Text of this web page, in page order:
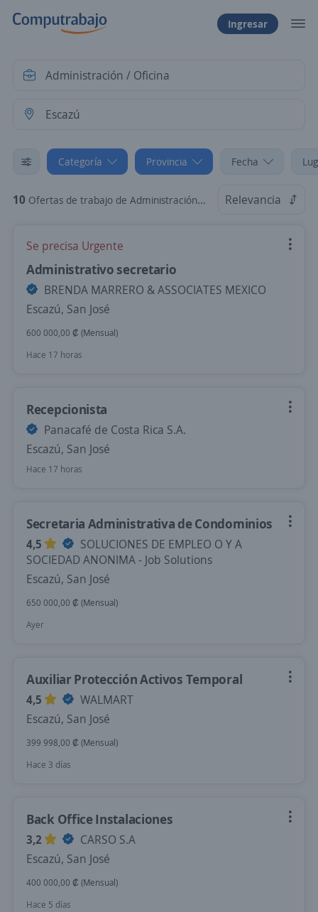
Ingresar
Categoría Provincia Fecha
10 Ofertas de trabajo de Administración / Oficina en Escazú, San José Relevancia
Se precisa Urgente
Administrativo secretario
BRENDA MARRERO & ASSOCIATES MEXICO
Escazú, San José
600 000,00 ₡ (Mensual)
Hace 17 horas
Recepcionista
Panacafé de Costa Rica S.A.
Escazú, San José
Hace 17 horas
Secretaria Administrativa de Condominios
4,5
SOLUCIONES DE EMPLEO O Y A
SOCIEDAD ANONIMA - Job Solutions
Escazú, San José
650 000,00 ₡ (Mensual)
Ayer
Auxiliar Protección Activos Temporal
4,5
WALMART
Escazú, San José
399 998,00 ₡ (Mensual)
Hace 3 días
Back Office Instalaciones
3,2
CARSO S.A
Escazú, San José
400 000,00 ₡ (Mensual)
Hace 5 días